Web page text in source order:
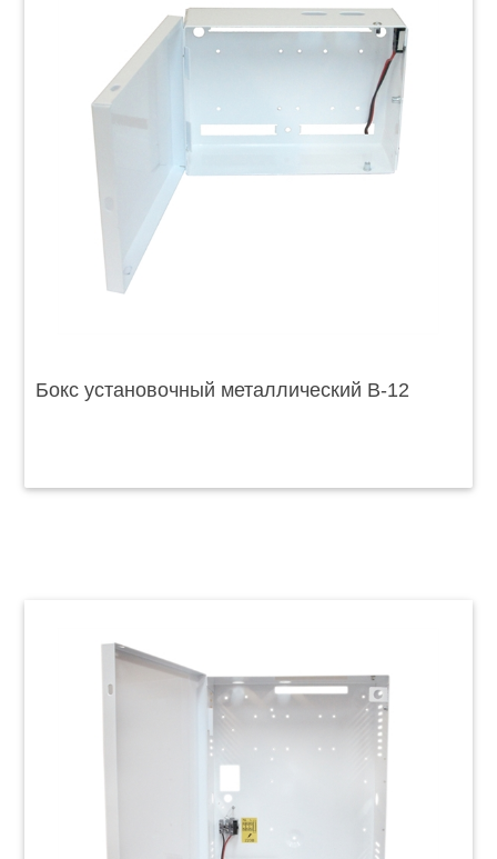
Бокс установочный металлический B-12